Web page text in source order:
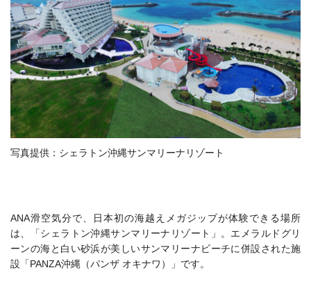
写真提供：シェラトン沖縄サンマリーナリゾート
ANA滑空気分で、日本初の海越えメガジップが体験できる場所
は、「シェラトン沖縄サンマリーナリゾート」。エメラルドグリ
ーンの海と白い砂浜が美しいサンマリーナビーチに併設された施
設「PANZA沖縄（パンザ オキナワ）」です。